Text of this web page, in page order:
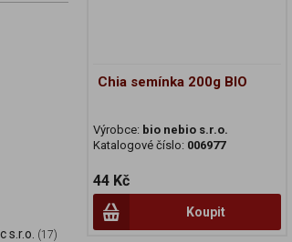
s.r.o. (17)
Chia semínka 200g BIO
Výrobce: bio nebio s.r.o.
Katalogové číslo: 006977
44 Kč
Koupit